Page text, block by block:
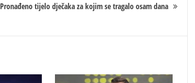
Pronađeno tijelo dječaka za kojim se tragalo osam dana